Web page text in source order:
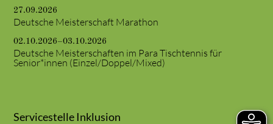
27.09.2026
Deutsche Meisterschaft Marathon
02.10.2026–03.10.2026
Deutsche Meisterschaften im Para Tischtennis für
Senior*innen (Einzel/Doppel/Mixed)
Servicestelle Inklusion